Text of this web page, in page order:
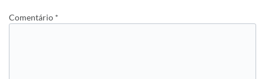
Comentário *